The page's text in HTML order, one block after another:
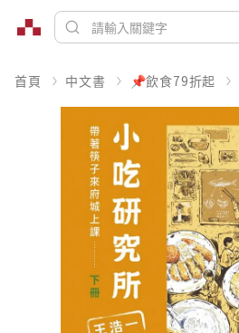
首頁 中文書 📌飲食79折起